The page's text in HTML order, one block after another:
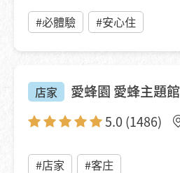
#必體驗 #安心住
店家 愛蜂園 愛蜂主題館
5.0 (1486)
#店家 #客庄